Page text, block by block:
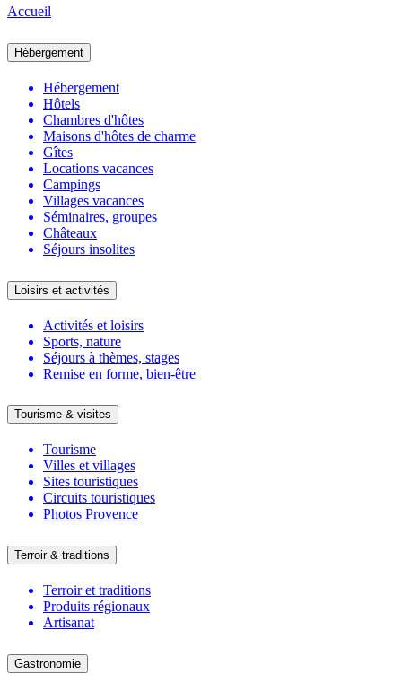
Accueil
Hébergement
Hébergement
Hôtels
Chambres d'hôtes
Maisons d'hôtes de charme
Gîtes
Locations vacances
Campings
Villages vacances
Séminaires, groupes
Châteaux
Séjours insolites
Loisirs et activités
Activités et loisirs
Sports, nature
Séjours à thèmes, stages
Remise en forme, bien-être
Tourisme & visites
Tourisme
Villes et villages
Sites touristiques
Circuits touristiques
Photos Provence
Terroir & traditions
Terroir et traditions
Produits régionaux
Artisanat
Gastronomie